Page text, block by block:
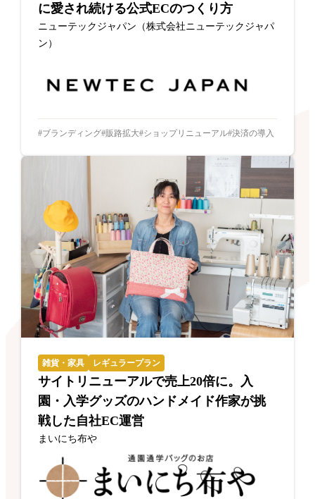
に愛され続ける公式ECのつくり方
ニューテックジャパン（株式会社ニューテックジャパ
ン）
ブランディング 販路拡大 ショップリニューアル 決済の導入
雑貨・家具 レギュラープラン
サイトリニューアルで売上20倍に。入
園・入学グッズのハンドメイド作家が挑
戦した自社EC運営
まいにち布や